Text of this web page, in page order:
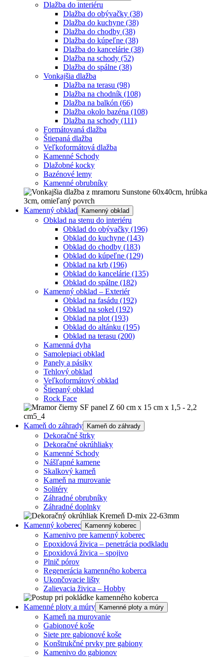
Dlažba do interiéru
Dlažba do obývačky (38)
Dlažba do kuchyne (38)
Dlažba do chodby (38)
Dlažba do kúpeľne (38)
Dlažba do kancelárie (38)
Dlažba na schody (52)
Dlažba do spálne (38)
Vonkajšia dlažba
Dlažba na terasu (98)
Dlažba na chodník (108)
Dlažba na balkón (66)
Dlažba okolo bazéna (108)
Dlažba na schody (111)
Formátovaná dlažba
Štiepaná dlažba
Veľkoformátová dlažba
Kamenné Schody
Dlažobné kocky
Bazénové lemy
Kamenné obrubníky
Kamenný obklad Kamenný obklad
Obklad na stenu do interiéru
Obklad do obývačky (196)
Obklad do kuchyne (143)
Obklad do chodby (183)
Obklad do kúpeľne (129)
Obklad na krb (196)
Obklad do kancelárie (135)
Obklad do spálne (182)
Kamenný obklad – Exteriér
Obklad na fasádu (192)
Obklad na sokel (192)
Obklad na plot (193)
Obklad do altánku (195)
Obklad na terasu (200)
Kamenná dyha
Samolepiaci obklad
Panely a pásiky
Tehlový obklad
Veľkoformátový obklad
Štiepaný obklad
Rock Face
Kameň do záhrady Kameň do záhrady
Dekoračné štrky
Dekoračné okrúhliaky
Kamenné Schody
Nášľapné kamene
Skalkový kameň
Kameň na murovanie
Solitéry
Záhradné obrubníky
Záhradné doplnky
Kamenný koberec Kamenný koberec
Kamenivo pre kamenný koberec
Epoxidová živica – penetrácia podkladu
Epoxidová živica – spojivo
Plnič pórov
Regenerácia kamenného koberca
Ukončovacie lišty
Zalievacia živica – Hobby
Kamenné ploty a múry Kamenné ploty a múry
Kameň na murovanie
Gabionové koše
Siete pre gabionové koše
Konštrukčné prvky pre gabiony
Kamenivo do gabionov